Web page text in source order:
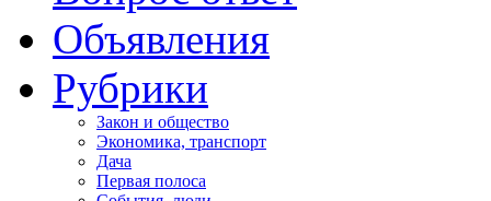
Объявления
Рубрики
Закон и общество
Экономика, транспорт
Дача
Первая полоса